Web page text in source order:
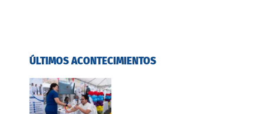
ÚLTIMOS ACONTECIMIENTOS